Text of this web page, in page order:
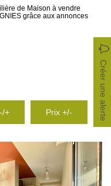
Créer une alerte
de Maison à vendre
grâce aux annonces
Créer une alerte
+ Prix +/-